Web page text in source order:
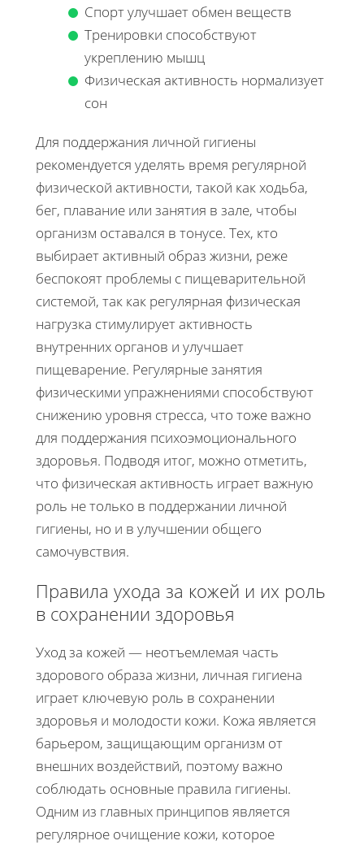
Спорт улучшает обмен веществ
Тренировки способствуют
укреплению мышц
Физическая активность нормализует
сон
Для поддержания личной гигиены
рекомендуется уделять время регулярной
физической активности, такой как ходьба,
бег, плавание или занятия в зале, чтобы
организм оставался в тонусе. Тех, кто
выбирает активный образ жизни, реже
беспокоят проблемы с пищеварительной
системой, так как регулярная физическая
нагрузка стимулирует активность
внутренних органов и улучшает
пищеварение. Регулярные занятия
физическими упражнениями способствуют
снижению уровня стресса, что тоже важно
для поддержания психоэмоционального
здоровья. Подводя итог, можно отметить,
что физическая активность играет важную
роль не только в поддержании личной
гигиены, но и в улучшении общего
самочувствия.
Правила ухода за кожей и их роль
в сохранении здоровья
Уход за кожей — неотъемлемая часть
здорового образа жизни, личная гигиена
играет ключевую роль в сохранении
здоровья и молодости кожи. Кожа является
барьером, защищающим организм от
внешних воздействий, поэтому важно
соблюдать основные правила гигиены.
Одним из главных принципов является
регулярное очищение кожи, которое